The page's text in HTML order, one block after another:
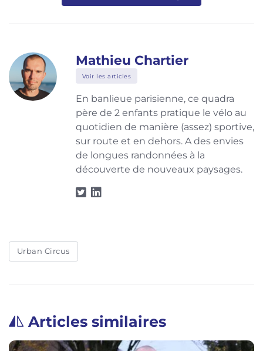
Mathieu Chartier
Voir les articles
En banlieue parisienne, ce quadra
père de 2 enfants pratique le vélo au
quotidien de manière (assez) sportive,
sur route et en dehors. A des envies
de longues randonnées à la
découverte de nouveaux paysages.
Urban Circus
Articles similaires